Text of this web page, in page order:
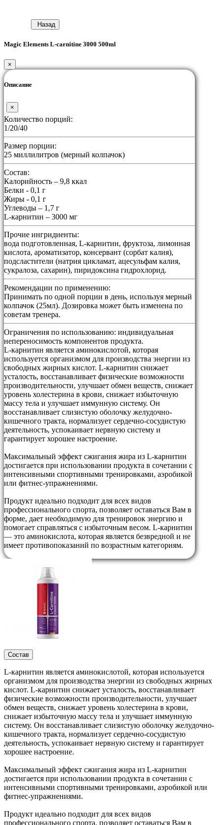
Назад
Magic Elements L-carnitine 3000 500ml
×
Описание
×
Количество порций:
1/20/40
Размер порции:
25 миллилитров (мерный колпачок)
Состав:
Калорийность – 9,8 ккал
Белки - 0,1 г
Жиры - 0,1 г
Углеводы – 1,7 г
L-карнитин – 3000 мг
Прочие ингридиенты:
вода подготовленная, L-карнитин, фруктоза, лимонная
кислота, ароматизатор, консервант (сорбат калия),
подсластители (натрия цикламат, ацесульфам калия,
сукралоза, сахарин), пиридоксина гидрохлорид.
Рекомендации по применению:
Принимать по одной порции в день, используя мерный
колпачок (25мл). Дозировка может быть изменена по
советам тренера.
Ограничения по использованию: индивидуальная
непереносимость компонентов продукта.
L-карнитин является аминокислотой, которая
используется организмом для производства энергии из
свободных жирных кислот. L-карнитин снижает
усталость, восстанавливает физические возможности
производительности, улучшает обмен веществ, снижает
уровень холестерина в крови, снижает избыточную
массу тела и улучшает иммунную систему. Он
восстанавливает слизистую оболочку желудочно-
кишечного тракта, нормализует сердечно-сосудистую
деятельность, успокаивает нервную систему и
гарантирует хорошее настроение.
Максимальный эффект сжигания жира из L-карнитин
достигается при использовании продукта в сочетании с
интенсивными спортивными тренировками, аэробикой
или фитнес-упражнениями.
Продукт идеально подходит для всех видов
профессионального спорта, позволяет оставаться Вам в
форме, дает необходимую для тренировок энергию и
помогает справляться с избыточным весом. L-карнитин
— это аминокислота, которая является безвредной и не
имеет противопоказаний по возрастным категориям.
Состав
L-карнитин является аминокислотой, которая используется
организмом для производства энергии из свободных жирных
кислот. L-карнитин снижает усталость, восстанавливает
физические возможности производительности, улучшает
обмен веществ, снижает уровень холестерина в крови,
снижает избыточную массу тела и улучшает иммунную
систему. Он восстанавливает слизистую оболочку желудочно-
кишечного тракта, нормализует сердечно-сосудистую
деятельность, успокаивает нервную систему и гарантирует
хорошее настроение.
Максимальный эффект сжигания жира из L-карнитин
достигается при использовании продукта в сочетании с
интенсивными спортивными тренировками, аэробикой или
фитнес-упражнениями.
Продукт идеально подходит для всех видов
профессионального спорта, позволяет оставаться Вам в